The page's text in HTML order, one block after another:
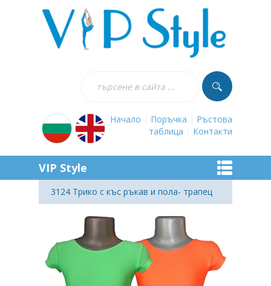
Начало Поръчка
Ръстова
таблица
Контакти
VIP Style
3124 Трико с къс ръкав и пола- трапец